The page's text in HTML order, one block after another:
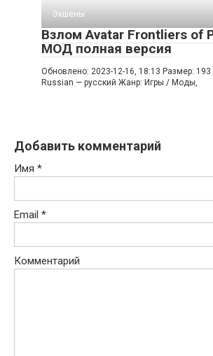
Экшены
Взлом Avatar Frontliers of
МОД полная версия
Обновлено: 2023-12-16, 18:13 Размер:
Russian — русский Жанр: Игры / Моды,
Добавить комментарий
Имя *
Email *
Комментарий